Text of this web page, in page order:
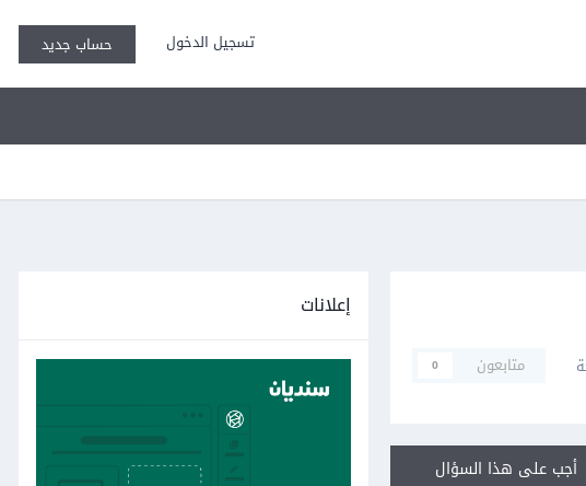
تسجيل الدخول حساب جديد
متابعون 0
أجب على هذا السؤال
إعلانات